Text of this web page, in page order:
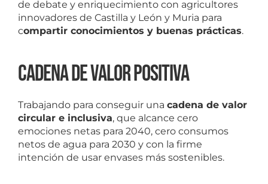
de debate y enriquecimiento con agricultores
innovadores de Castilla y León y Muria para
compartir conocimientos y buenas prácticas.
Cadena de valor positiva
Trabajando para conseguir una cadena de valor
circular e inclusiva, que alcance cero
emociones netas para 2040, cero consumos
netos de agua para 2030 y con la firme
intención de usar envases más sostenibles.